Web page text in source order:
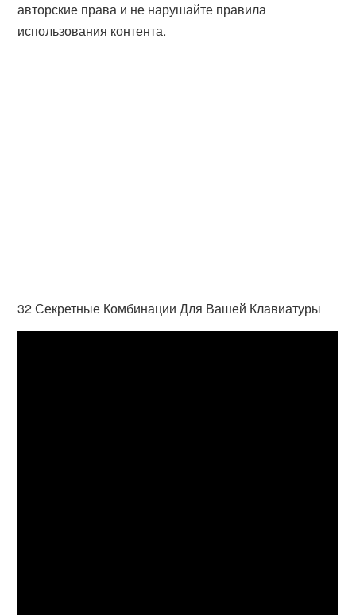
авторские права и не нарушайте правила
использования контента.
32 Секретные Комбинации Для Вашей Клавиатуры